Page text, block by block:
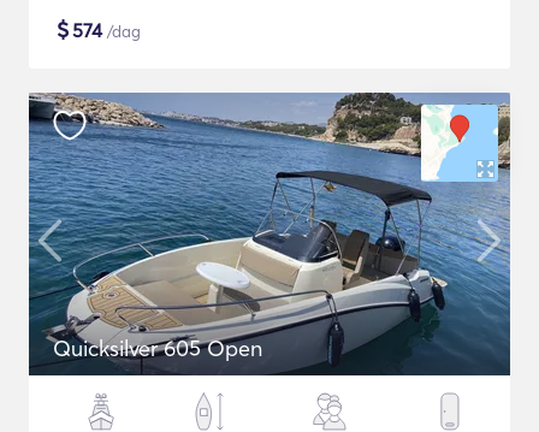
$574/dag
Quicksilver 605 Open